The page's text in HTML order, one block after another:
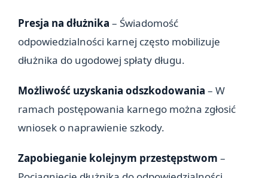
Presja na dłużnika – Świadomość
odpowiedzialności karnej często mobilizuje
dłużnika do ugodowej spłaty długu.
Możliwość uzyskania odszkodowania – W
ramach postępowania karnego można zgłosić
wniosek o naprawienie szkody.
Zapobieganie kolejnym przestępstwom –